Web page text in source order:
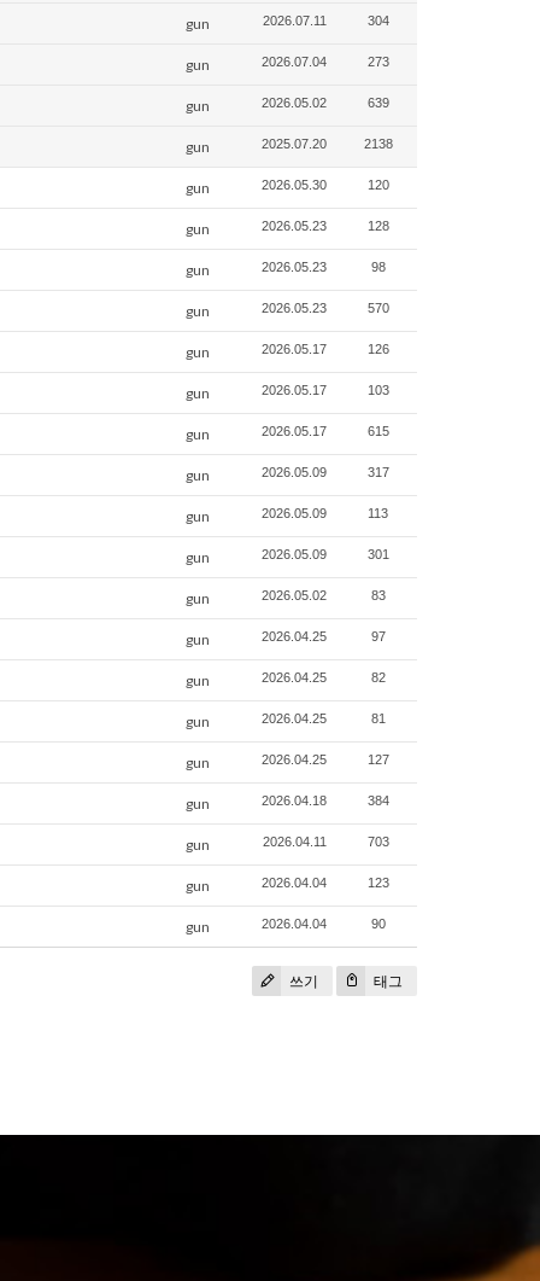
gun 2026.07.11 304
gun 2026.07.04 273
gun 2026.05.02 639
gun 2025.07.20 2138
gun 2026.05.30 120
gun 2026.05.23 128
gun 2026.05.23 98
gun 2026.05.23 570
gun 2026.05.17 126
gun 2026.05.17 103
gun 2026.05.17 615
gun 2026.05.09 317
gun 2026.05.09 113
gun 2026.05.09 301
gun 2026.05.02 83
gun 2026.04.25 97
gun 2026.04.25 82
gun 2026.04.25 81
gun 2026.04.25 127
gun 2026.04.18 384
gun 2026.04.11 703
gun 2026.04.04 123
gun 2026.04.04 90
쓰기 태그